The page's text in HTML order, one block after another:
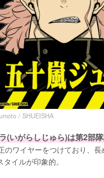
/ SHUEISHA
(いがらしじゅら)は第2部
のワイヤーをつけており、
イルが印象的。